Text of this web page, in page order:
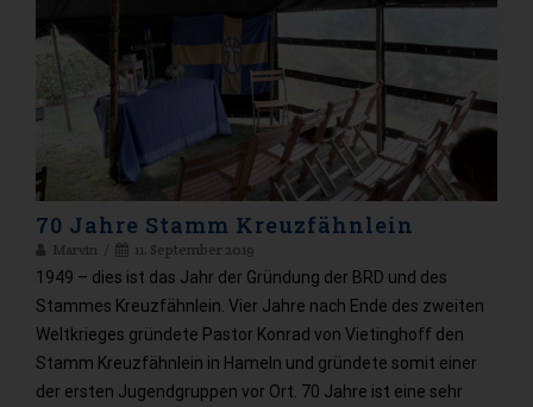
70 Jahre Stamm Kreuzfähnlein
Marvin 11. September 2019
1949 – dies ist das Jahr der Gründung der BRD und des
Stammes Kreuzfähnlein. Vier Jahre nach Ende des zweiten
Weltkrieges gründete Pastor Konrad von Vietinghoff den
Stamm Kreuzfähnlein in Hameln und gründete somit einer
der ersten Jugendgruppen vor Ort. 70 Jahre ist eine sehr